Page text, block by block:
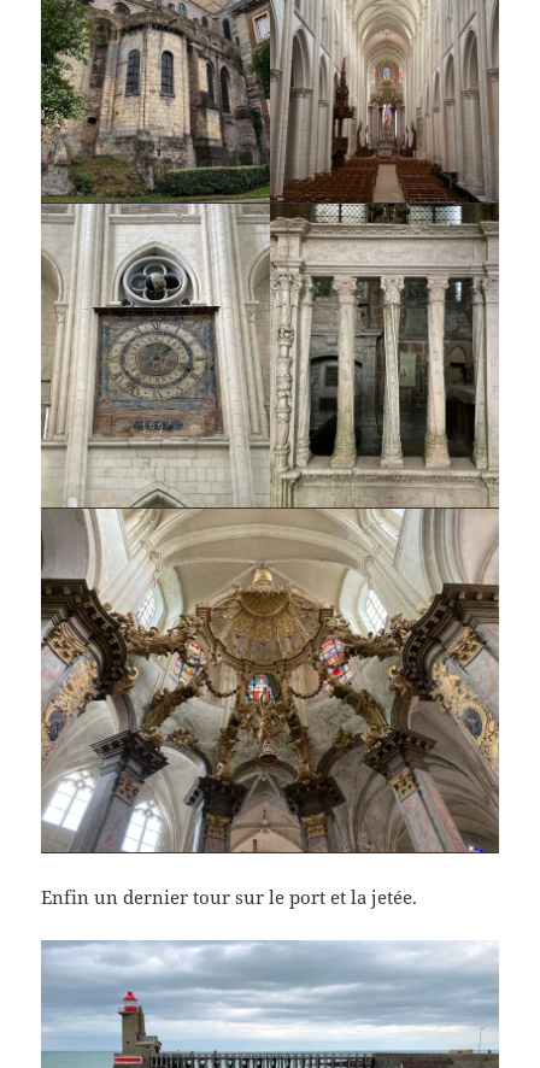
Enfin un dernier tour sur le port et la jetée.